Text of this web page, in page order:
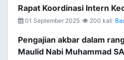
Rapat Koordinasi Intern
01 September 2025 200 kali
Pengajian akbar dalam
Maulid Nabi Muhammad